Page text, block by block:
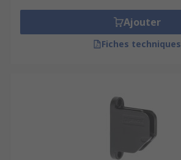
Ajouter
Fiches techniques